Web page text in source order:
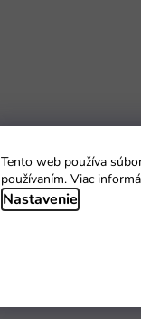
Tento web používa
používaním. Viac
Nastavenie